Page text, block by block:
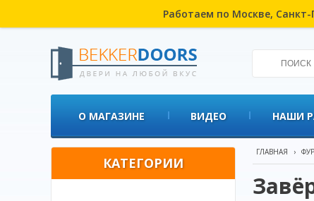
Работаем по Москве,
О МАГАЗИНЕ ВИДЕО НАШИ
КАТЕГОРИИ
ГЛАВНАЯ ›